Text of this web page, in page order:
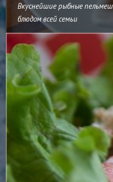
Вкуснейшие рыбные
блюдом всей семьи